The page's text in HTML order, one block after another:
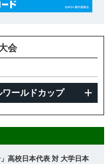
会
ールドカップ
高校日本代表 対 大学日本